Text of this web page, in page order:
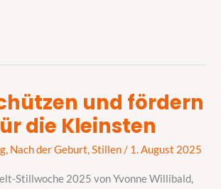
und fördern
die Kleinsten
, Nach der Geburt,Stillen/ 1. August 2025
Stillwoche 2025 von Yvonne Willibald,